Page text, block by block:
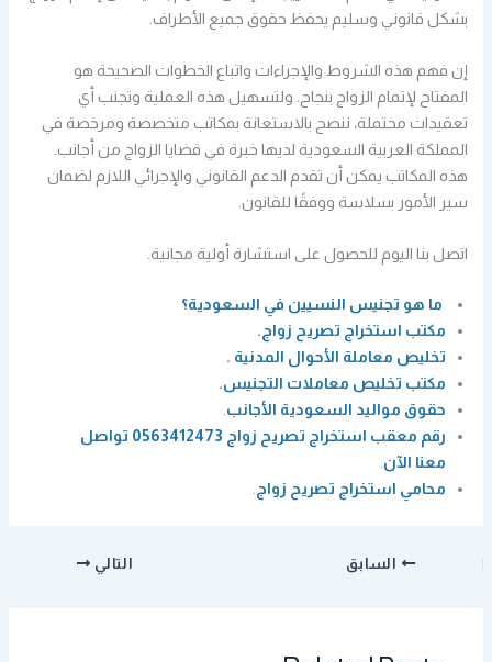
بشكل قانوني وسليم يحفظ حقوق جميع الأطراف.
إن فهم هذه الشروط والإجراءات واتباع الخطوات الصحيحة هو
المفتاح لإتمام الزواج بنجاح. ولتسهيل هذه العملية وتجنب أي
تعقيدات محتملة، ننصح بالاستعانة بمكاتب متخصصة ومرخصة في
المملكة العربية السعودية لديها خبرة في قضايا الزواج من أجانب.
هذه المكاتب يمكن أن تقدم الدعم القانوني والإجرائي اللازم لضمان
سير الأمور بسلاسة ووفقًا للقانون.
اتصل بنا اليوم للحصول على استشارة أولية مجانية.
ما هو تجنيس النسيين في السعودية؟
مكتب استخراج تصريح زواج .
تخليص معاملة الأحوال المدنية .
مكتب تخليص معاملات التجنيس.
حقوق مواليد السعودية الأجانب
رقم معقب استخراج تصريح زواج 0563412473 تواصل
معنا الآن
محامي استخراج تصريح زواج
السابق التالي